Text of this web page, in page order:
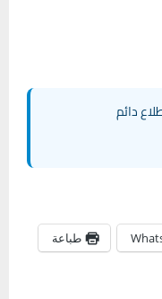
دائم
طباعة